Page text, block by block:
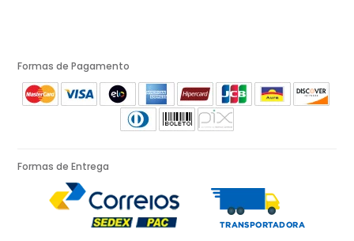
Formas de Pagamento
Formas de Entrega